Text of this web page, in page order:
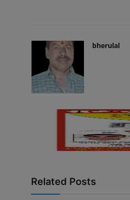
bherulal
Related Posts